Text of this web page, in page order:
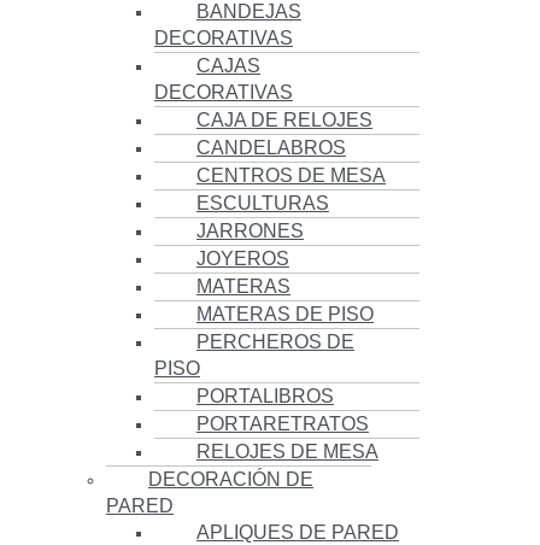
BANDEJAS
DECORATIVAS
CAJAS
DECORATIVAS
CAJA DE RELOJES
CANDELABROS
CENTROS DE MESA
ESCULTURAS
JARRONES
JOYEROS
MATERAS
MATERAS DE PISO
PERCHEROS DE
PISO
PORTALIBROS
PORTARETRATOS
RELOJES DE MESA
DECORACIÓN DE
PARED
APLIQUES DE PARED